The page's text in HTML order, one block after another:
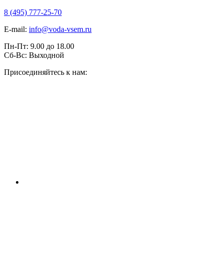
8 (495) 777-25-70
E-mail: info@voda-vsem.ru
Пн-Пт: 9.00 до 18.00
Сб-Вс: Выходной
Присоединяйтесь к нам: